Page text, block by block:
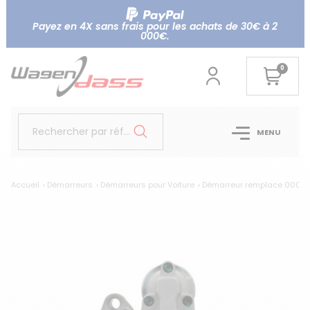
Payez en 4X sans frais pour les achats de 30€ à 2
000€.
0
Rechercher par référence... MENU
Accueil Démarreurs Démarreurs pour Voiture Démarreur remplace